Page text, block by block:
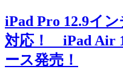
iPad Pro 12.9イ
対応！ iPad Air
ース発売！